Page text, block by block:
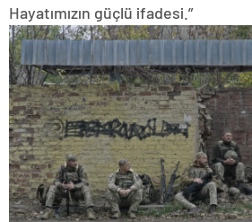
Hayatımızın güçlü ifadesi.”